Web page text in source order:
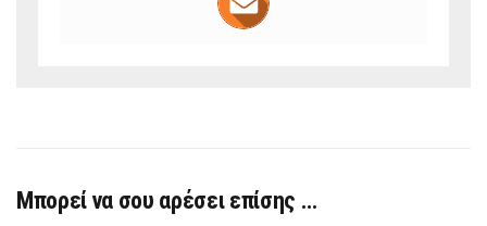
Μπορεί να σου αρέσει επίσης …